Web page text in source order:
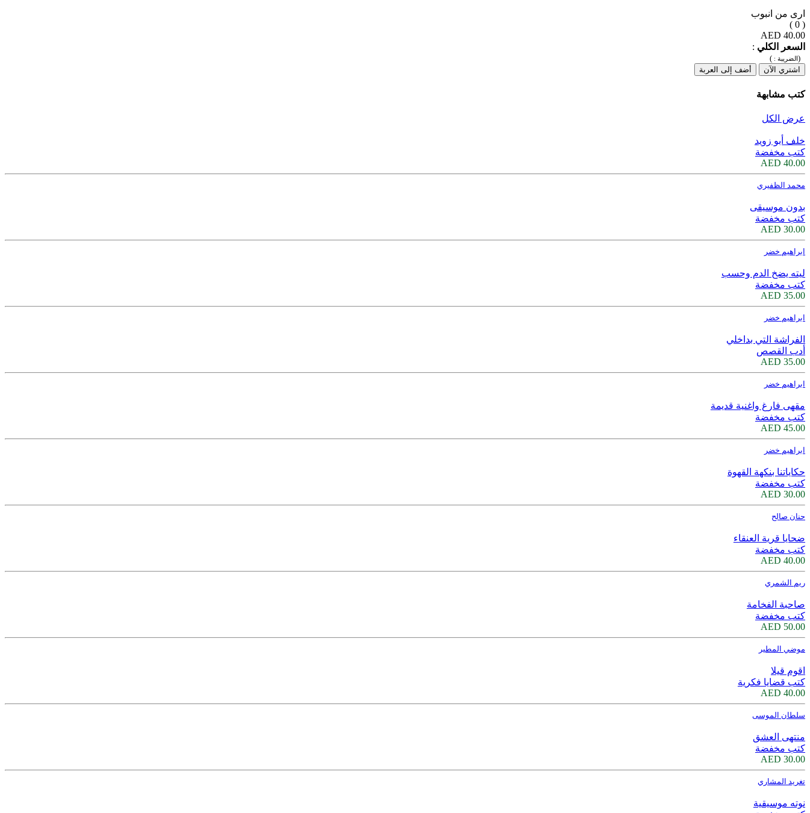
ارى من انبوب
( 0 )
40.00 AED
السعر الكلي :
(الضريبة : )
اشتري الآن
أضف إلى العربة
كتب مشابهة
عرض الكل
خلف أبو زويد
كتب مخفضة
40.00 AED
محمد الظفيري
بدون موسيقى
كتب مخفضة
30.00 AED
ابراهيم خضر
ليته يضخ الدم وحسب
كتب مخفضة
35.00 AED
ابراهيم خضر
الفراشة التي بداخلي
أدب القصص
35.00 AED
ابراهيم خضر
مقهى فارغ واغنية قديمة
كتب مخفضة
45.00 AED
ابراهيم خضر
حكاياتنا بنكهة القهوة
كتب مخفضة
30.00 AED
حنان صالح
ضحايا قرية العنقاء
كتب مخفضة
40.00 AED
ريم الشمري
صاحبة الفخامة
كتب مخفضة
50.00 AED
موضي المطير
اقوم قيلا
كتب قضايا فكرية
40.00 AED
سلطان الموسى
منتهى العشق
كتب مخفضة
30.00 AED
تغريد المشاري
نوته موسيقية